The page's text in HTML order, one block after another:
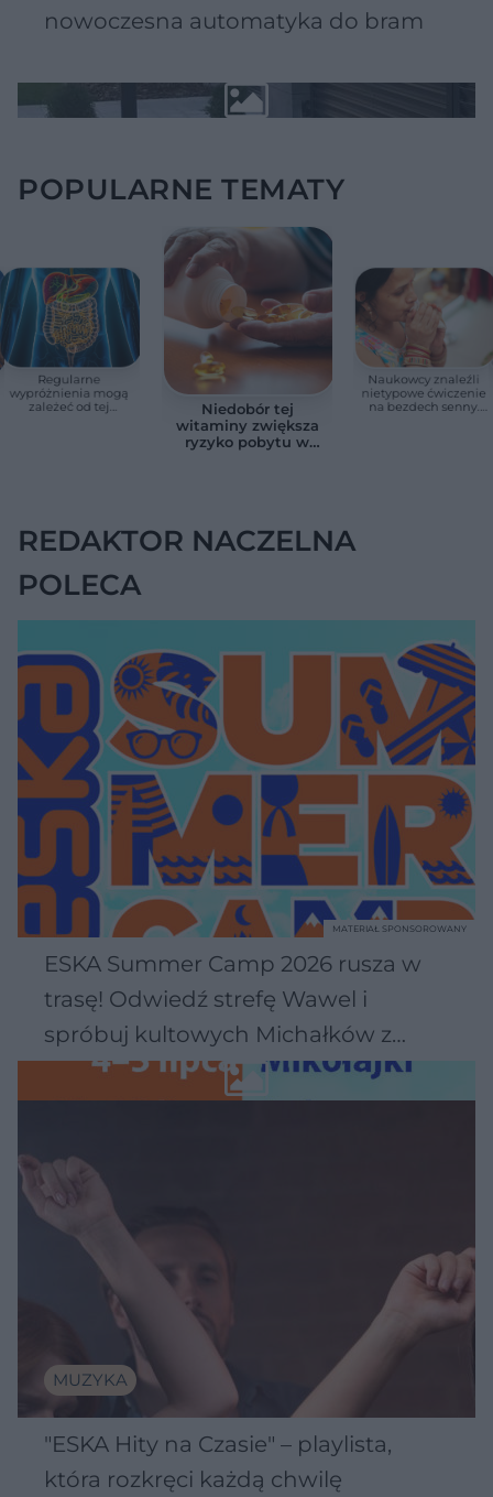
nowoczesna automatyka do bram
POPULARNE TEMATY
Regularne
wypróżnienia mogą
zależeć od tej
Niedobór tej
witaminy zwiększa
ryzyko pobytu w
Naukowcy znaleźli
nietypowe ćwiczenie
na bezdech senny.
REDAKTOR NACZELNA
POLECA
ESKA Summer Camp 2026 rusza w
trasę! Odwiedź strefę Wawel i
spróbuj kultowych Michałków z
Wawelu
MATERIAŁ SPONSOROWANY
MUZYKA
"ESKA Hity na Czasie" – playlista,
która rozkręci każdą chwilę